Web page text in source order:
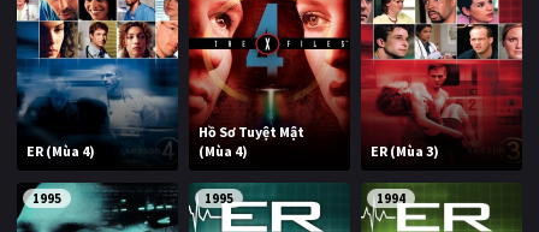
ER (Mùa 4)
Hồ Sơ Tuyệt Mật
(Mùa 4)
ER (Mùa 3)
1995 1995 1994